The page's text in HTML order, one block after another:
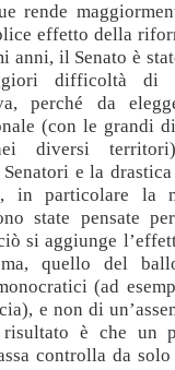
rende
effetto della
il Senato è
difficoltà di
perché da
(con le grandi
diversi territori).
e la
in particolare la
state pensate
si aggiunge
quello del
(ad
e non di
è che un
controlla da